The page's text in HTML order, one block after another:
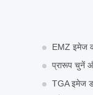
EMZ इमेज
प्रारूप चुनें
TGA इमेज